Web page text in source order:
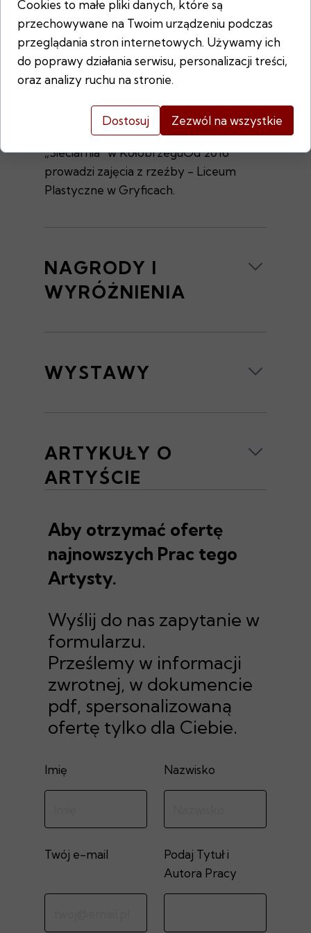
ARTYKUŁY O
ARTYŚCIE
WYSTAWY
NAGRODY I
WYRÓŻNIENIA
Wydział Wzornictwa w Koszalinie -
własna pracownia rzeźbyOd 2000
roku członek „Grupy
Kołobrzeg”Od 2003 roku członek
Kołobrzeg”Obecnie Prezes
Stowarzyszenia Bałtyckiego
„Sieciarnia” w KołobrzeguOd 2016
prowadzi zajęcia z rzeźby - Liceum
Plastyczne w Gryficach.
Aby otrzymać ofertę
najnowszych Prac tego
Artysty.
Wyślij do nas zapytanie w
formularzu.
Prześlemy w informacji
zwrotnej, w dokumencie
pdf, spersonalizowaną
ofertę tylko dla Ciebie.
Imię Nazwisko
Twój e-mail
Podaj Tytuł i
Autora Pracy
Cookies to małe pliki danych, które są
przechowywane na Twoim urządzeniu podczas
przeglądania stron internetowych. Używamy ich
do poprawy działania serwisu, personalizacji treści,
oraz analizy ruchu na stronie.
Dostosuj Zezwól na wszystkie